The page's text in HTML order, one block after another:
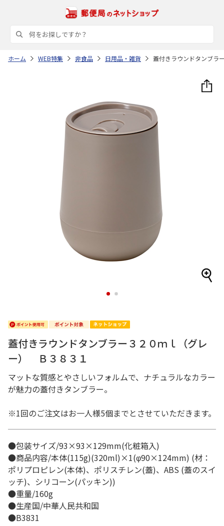
ホーム WEB特集 非食品 日用品・雑貨 蓋付きラウンドタンブラ
1 2
蓋付きラウンドタンブラー３２０ｍｌ（グレ
ー） Ｂ３８３１
マットな質感とやさしいフォルムで、ナチュラルなカラー
が魅力の蓋付きタンブラー。
※1回のご注文はお一人様5個までとさせていただきます。
●包装サイズ/93×93×129mm(化粧箱入)
●商品内容/本体(115g)(320ml)×1(φ90×124mm) (材：
ポリプロピレン(本体)、ポリスチレン(蓋)、ABS (蓋のスイ
ッチ)、シリコーン(パッキン))
●重量/160g
●生産国/中華人民共和国
●B3831